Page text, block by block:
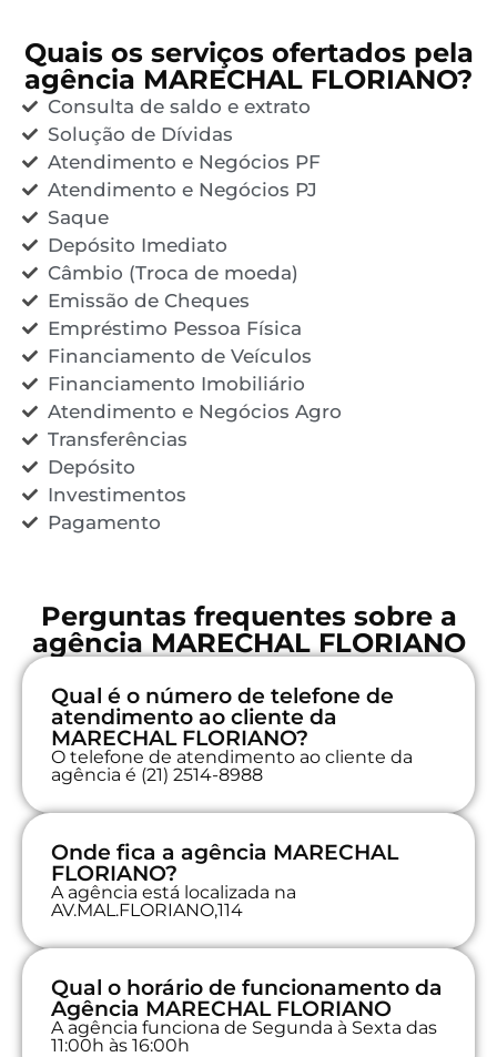
Quais os serviços ofertados pela
agência MARECHAL FLORIANO?
Consulta de saldo e extrato
Solução de Dívidas
Atendimento e Negócios PF
Atendimento e Negócios PJ
Saque
Depósito Imediato
Câmbio (Troca de moeda)
Emissão de Cheques
Empréstimo Pessoa Física
Financiamento de Veículos
Financiamento Imobiliário
Atendimento e Negócios Agro
Transferências
Depósito
Investimentos
Pagamento
Perguntas frequentes sobre a
agência MARECHAL FLORIANO
Qual é o número de telefone de
atendimento ao cliente da
MARECHAL FLORIANO?
O telefone de atendimento ao cliente da
agência é (21) 2514-8988
Onde fica a agência MARECHAL
FLORIANO?
A agência está localizada na
AV.MAL.FLORIANO,114
Qual o horário de funcionamento da
Agência MARECHAL FLORIANO
A agência funciona de Segunda à Sexta das
11:00h às 16:00h